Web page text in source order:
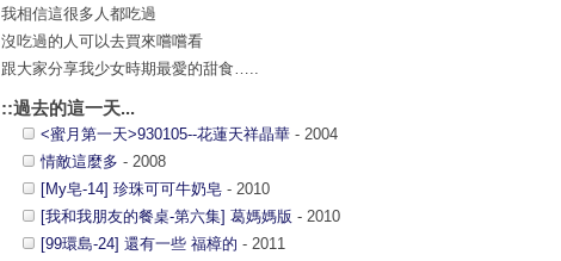
我相信這很多人都吃過
沒吃過的人可以去買來嚐嚐看
跟大家分享我少女時期最愛的甜食…..
::過去的這一天...
<蜜月第一天>930105--花蓮天祥晶華 - 2004
情敵這麼多 - 2008
[My皂-14] 珍珠可可牛奶皂 - 2010
[我和我朋友的餐桌-第六集] 葛媽媽版 - 2010
[99環島-24] 還有一些 福樟的 - 2011